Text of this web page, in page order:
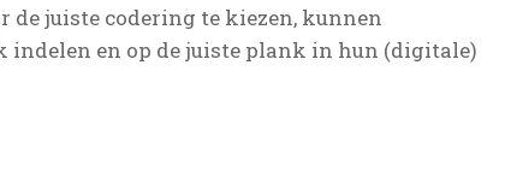
de juiste codering te kiezen, kunnen
en op de juiste plank in hun (digitale)